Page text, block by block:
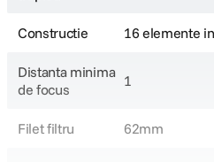
Constructie 16 elemente
Distanta minima
de focus
1
Filet filtru 62mm